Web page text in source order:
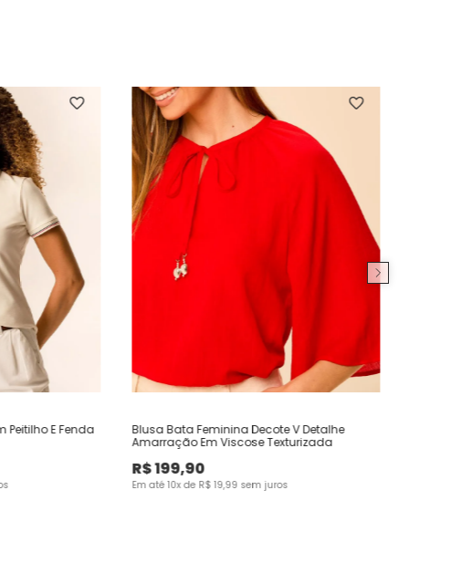
Peitilho E Fenda
Blusa Bata Feminina Decote V Detalhe
Amarração Em Viscose Texturizada
R$199,90
Em até10x de R$ 19,99 sem juros